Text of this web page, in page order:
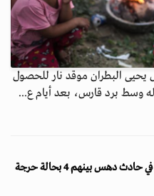
البطران موقد نار للحصول
وسط برد قارس، بعد أيام ع...